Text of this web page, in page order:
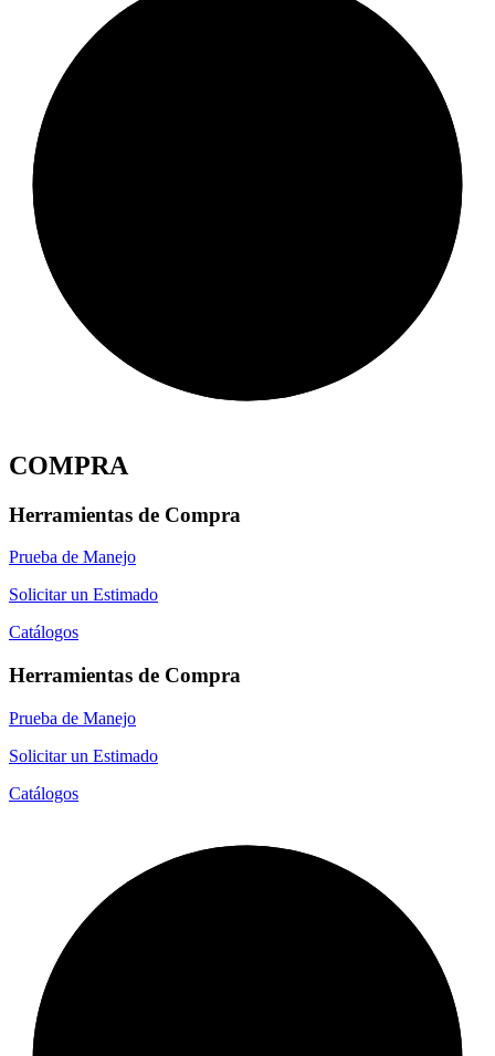
COMPRA
Herramientas de Compra
Prueba de Manejo
Solicitar un Estimado
Catálogos
Herramientas de Compra
Prueba de Manejo
Solicitar un Estimado
Catálogos